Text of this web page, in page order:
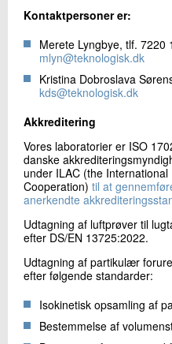
Kontaktpersoner er:
Merete Lyngbye, tlf. 7220
mlyn@teknologisk.dk
Kristina Dobroslava
kds@teknologisk.dk
Akkreditering
Vores laboratorier er ISO
danske
under ILAC (the
Cooperation) til at
anerkendte
Udtagning af luftprøver til
efter DS/EN 13725:2022.
Udtagning af partikulær
efter følgende standarder:
Isokinetisk opsamling af
Bestemmelse af